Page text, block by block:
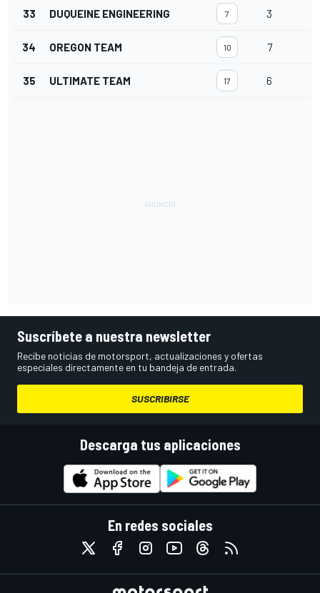
33 DUQUEINE ENGINEERING 7 3
34 OREGON TEAM 10 7
35 ULTIMATE TEAM 17 6
Suscríbete a nuestra newsletter
Recibe noticias de motorsport, actualizaciones y ofertas
especiales directamente en tu bandeja de entrada.
SUSCRIBIRSE
Descarga tus aplicaciones
En redes sociales